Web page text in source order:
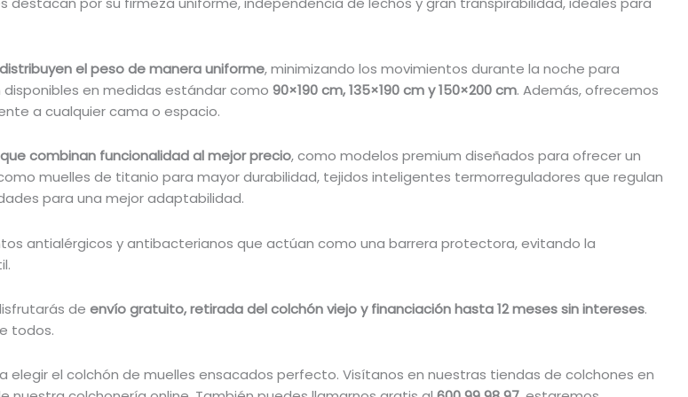
Favorece una mayor oxigenación del
SOFT: Capa Dry SOFT 20 mm, para
una mayor acogida, en combinación
capas.
en la tapa inferior.
Se adapta a cualquier curvatura de
de ácaros, bacterias y hongos.
de lechos.
el peso de manera uniforme, minimizando los movimientos durante la noche para
en medidas estándar como 90×190 cm, 135×190 cm y 150×200 cm. Además, ofrecemos
a cualquier cama o espacio.
combinan funcionalidad al mejor precio, como modelos premium diseñados para ofrecer un
muelles de titanio para mayor durabilidad, tejidos inteligentes termorreguladores que regulan
para una mejor adaptabilidad.
antialérgicos y antibacterianos que actúan como una barrera protectora, evitando la
de envío gratuito, retirada del colchón viejo y financiación hasta 12 meses sin intereses.
todos.
el colchón de muelles ensacados perfecto. Visítanos en nuestras tiendas de colchones en